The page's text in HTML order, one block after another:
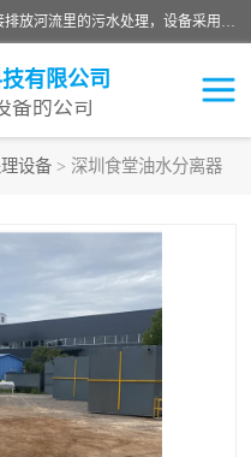
MBR污水处理设备广泛应用于各种需要直接排放河流里的污水处理，设备采用膜生物反应器（Membrane Bioreactor,简称MBR〕技术，取代了传统工艺中的二沉池，它可以*地进行固液分离，得到直接使用的稳定中水，又可在生物池内维持高浓度的微生物量，工艺剩余污泥少，极有效地去除氨氮，出水悬浮物和浊度接近于零，出水中细菌和病毒被大幅度去除，能耗低，占地面积小。
有限公司
备的公司
设备 > 深圳食堂油水分离器
油墨污水处理设备
实验室污水处理设备
臭氧消毒设备
屠宰污水处理设备